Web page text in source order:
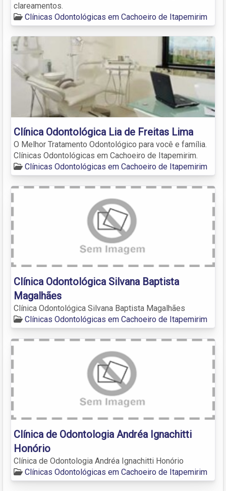
clareamentos.
Clínicas Odontológicas em Cachoeiro de Itapemirim
Clínica Odontológica Lia de Freitas Lima
O Melhor Tratamento Odontológico para você e família.
Clínicas Odontológicas em Cachoeiro de Itapemirim.
Clínicas Odontológicas em Cachoeiro de Itapemirim
Clínica Odontológica Silvana Baptista
Magalhães
Clínica Odontológica Silvana Baptista Magalhães
Clínicas Odontológicas em Cachoeiro de Itapemirim
Clínica de Odontologia Andréa Ignachitti
Honório
Clínica de Odontologia Andréa Ignachitti Honório
Clínicas Odontológicas em Cachoeiro de Itapemirim